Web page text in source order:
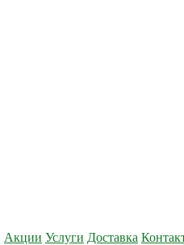
Акции Услуги Доставка